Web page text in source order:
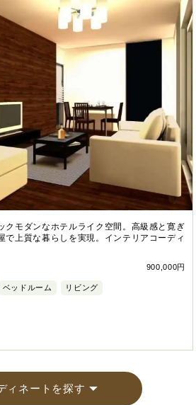
クモダンなホテルライク空間。高級感と寛ぎ
で上質な暮らしを実現。インテリアコーディ
900,000円
ベッドルーム リビング
ィネートを探す